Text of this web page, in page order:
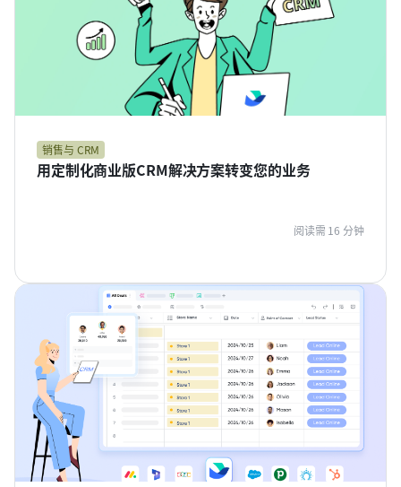
销售与 CRM
用定制化商业版CRM解决方案转变您的业务
阅读需 16 分钟